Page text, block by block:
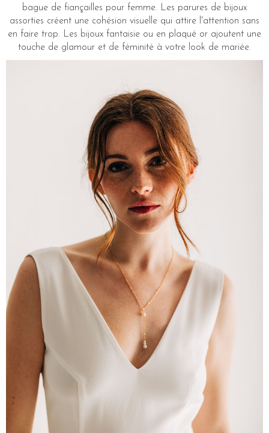
bague de fiançailles pour femme. Les parures de bijoux
assorties créent une cohésion visuelle qui attire l'attention sans
en faire trop. Les bijoux fantaisie ou en plaqué or ajoutent une
touche de glamour et de féminité à votre look de mariée.